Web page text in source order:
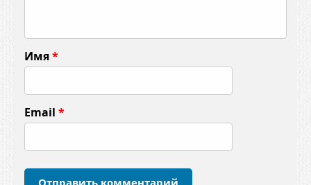
м
е
т
а
р
и
Имя*
Email *